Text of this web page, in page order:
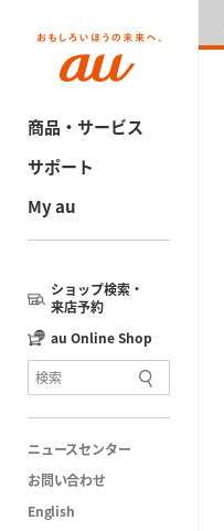
商品・サービス
サポート
My au
ショップ検索・
来店予約
au Online Shop
ニュースセンター
お問い合わせ
English